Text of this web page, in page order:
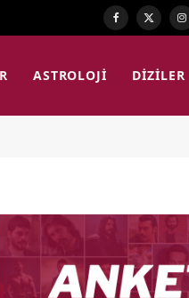
Facebook
X
ASTROLOJI DIZILER